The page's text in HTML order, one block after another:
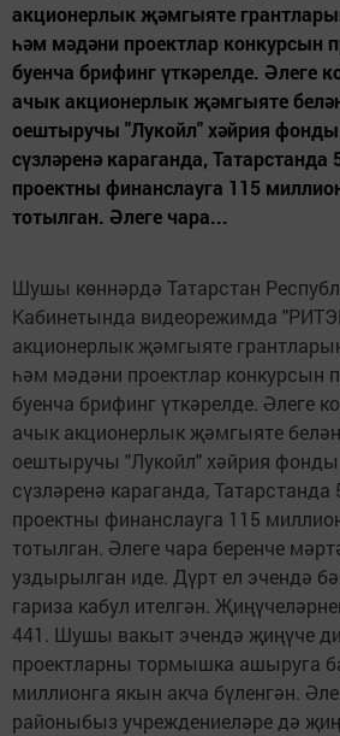
акционерлык җәмгыяте
һәм мәдәни проектлар конкурсын
буенча брифинг үткәрелде. Әлеге
ачык акционерлык җәмгыяте
оештыручы "Лукойл" хәйрия
сүзләренә караганда,
проектны финанслауга 115
тотылган. Әлеге чара...
Шушы көннәрдә Татарстан
Кабинетында видеорежимда
акционерлык җәмгыяте
һәм мәдәни проектлар конкурсын
буенча брифинг үткәрелде. Әлеге
ачык акционерлык җәмгыяте
оештыручы "Лукойл" хәйрия
сүзләренә караганда,
проектны финанслауга 115
тотылган. Әлеге чара беренче
уздырылган иде. Дүрт ел эчендә
гариза кабул ителгән.
441. Шушы вакыт эчендә җиңүче
проектларны тормышка ашыруга
миллионга якын акча бүленгән.
районыбыз учреждениеләре дә